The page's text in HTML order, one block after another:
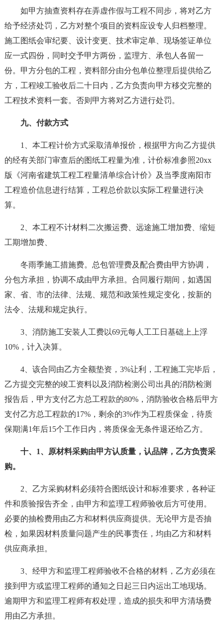
如甲方抽查资料存在弄虚作假与工程不同步，将对乙方
给予经济处罚，乙方对整个项目的资料应设专人归档整理。
施工图纸会审纪要、设计变更、技术审定单、现场签证单位
应一式四份，同时交予甲方两份，监理方、承包人各留一
份。甲方分包的工程，资料部分由分包单位整理后提供给乙
方，工程竣工验收后二十日内，乙方负责向甲方移交完整的
工程技术资料一套。否则甲方将对乙方进行处罚。
九、付款方式
1、本工程计价方式采取清单报价，根据甲方向乙方提供
的经有关部门审查后的图纸工程量为准，计价标准参照20xx
版《河南省建筑工程工程量清单综合计价》及当季度南阳市
工程造价信息进行结算，工程总价款以实际工程量进行决
算。
2、本工程不计材料二次搬运费、远途施工增加费、缩短
工期增加费、
冬雨季施工措施费。总包管理费及配合费由甲方协调，
分包方承担，协调不成由甲方承担。合同履行期间，如遇国
家、省、市的法律、法规、规范和政策性规定变化，按新的
法令、法规和规定执行。
3、消防施工安装人工费以69元每人工工日基础上上浮
10%，计入决算。
4、该合同由乙方全额垫资，3%让利，工程施工完毕后，
乙方提交完整的竣工资料以及消防检测公司出具的消防检测
报告后，甲方支付乙方总工程款的80%，消防验收合格后甲方
支付乙方总工程款的17%，剩余的3%作为工程质保金，待质
保期满1年后15个工作日内，将质保金无条件退还给乙方。
十、1、原材料采购由甲方认质量，认品牌，乙方负责采
购。
2、乙方采购材料必须符合图纸设计和标准要求，各种证
件和质验报告齐全，由甲方和监理工程师验收后方可使用。
必要的抽检费用由乙方和材料供应商提供。无论甲方是否抽
检，如果因材料质量问题产生的民事责任，均由乙方和材料
供应商承担。
3、经甲方和监理工程师验收不合格的材料，乙方必须在
接到甲方或监理工程师的通知之日起三日内运出工地现场。
逾期甲方和监理工程师有权处理，造成的损失和甲方清场费
用由乙方承担。